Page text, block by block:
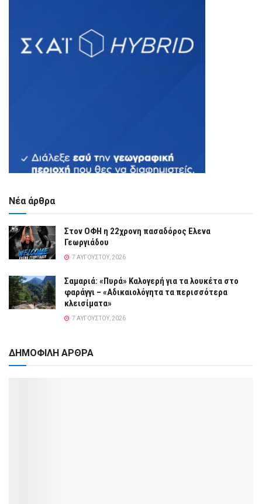
Νέα άρθρα
Στον ΟΦΗ η 22χρονη πασαδόρος Ελενα
Γεωργιάδου
7 ΑΥΓΟΎΣΤΟΥ, 2026
Σαμαριά: «Πυρά» Καλογερή για τα λουκέτα στο
φαράγγι – «Αδικαιολόγητα τα περισσότερα
κλεισίματα»
7 ΑΥΓΟΎΣΤΟΥ, 2026
ΔΗΜΟΦΙΛΗ ΑΡΘΡΑ